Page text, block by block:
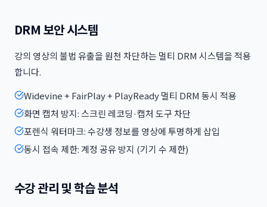
DRM 보안 시스템
강의 영상의 불법 유출을 원천 차단하는 멀티 DRM 시스템을 적용
합니다.
Widevine + FairPlay + PlayReady 멀티 DRM 동시 적용
화면 캡처 방지: 스크린 레코딩·캡처 도구 차단
포렌식 워터마크: 수강생 정보를 영상에 투명하게 삽입
동시 접속 제한: 계정 공유 방지 (기기 수 제한)
수강 관리 및 학습 분석